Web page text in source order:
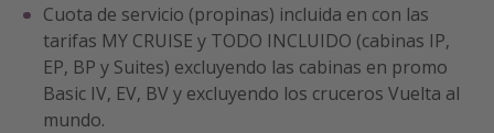
Cuota de servicio (propinas) incluida en con las
tarifas MY CRUISE y TODO INCLUIDO (cabinas IP,
EP, BP y Suites) excluyendo las cabinas en promo
Basic IV, EV, BV y excluyendo los cruceros Vuelta al
mundo.